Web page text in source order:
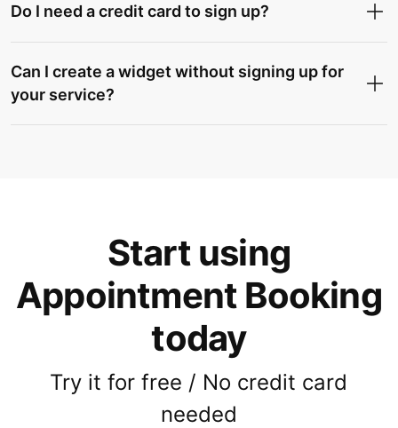
Do I need a credit card to sign up?
Can I create a widget without signing up for
your service?
Start using
Appointment Booking
today
Try it for free / No credit card
needed